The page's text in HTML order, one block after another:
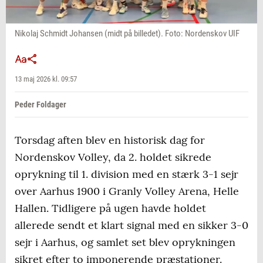
Nikolaj Schmidt Johansen (midt på billedet). Foto: Nordenskov UIF
13 maj 2026 kl. 09:57
Peder Foldager
Torsdag aften blev en historisk dag for
Nordenskov Volley, da 2. holdet sikrede
oprykning til 1. division med en stærk 3-1 sejr
over Aarhus 1900 i Granly Volley Arena, Helle
Hallen. Tidligere på ugen havde holdet
allerede sendt et klart signal med en sikker 3-0
sejr i Aarhus, og samlet set blev oprykningen
sikret efter to imponerende præstationer.